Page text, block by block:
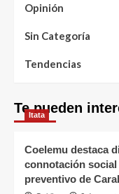
Opinión
Sin Categoría
Tendencias
Te pueden
Itata
Coelemu destaca
connotación
preventivo de